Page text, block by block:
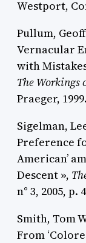
Westport,
Pullum,
Vernacular
with
The Workings
Praeger, 1999.
Sigelman,
Preference
American’
Descent »,
n° 3, 2005, p.
Smith, Tom
From